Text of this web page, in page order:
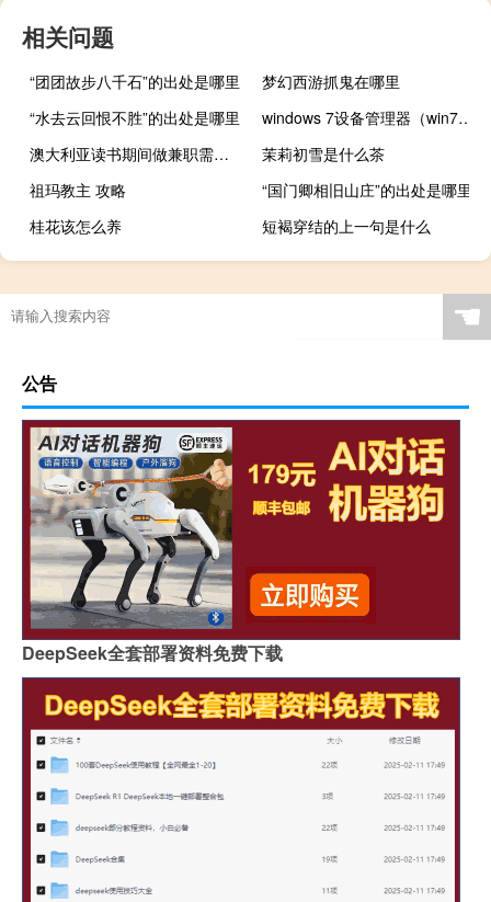
相关问题
“团团故步八千石”的出处是哪里
梦幻西游抓鬼在哪里
“水去云回恨不胜”的出处是哪里
windows 7设备管理器（win7设备管理器在哪）
澳大利亚读书期间做兼职需要注意什么
茉莉初雪是什么茶
祖玛教主 攻略
“国门卿相旧山庄”的出处是哪里
桂花该怎么养
短褐穿结的上一句是什么
☚
公告
DeepSeek全套部署资料免费下载